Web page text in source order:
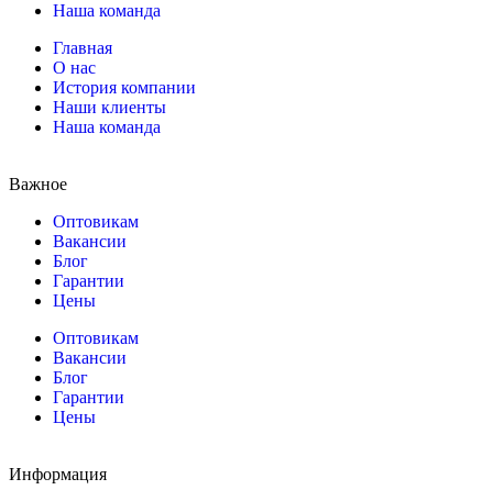
Наша команда
Главная
О нас
История компании
Наши клиенты
Наша команда
Важное
Оптовикам
Вакансии
Блог
Гарантии
Цены
Оптовикам
Вакансии
Блог
Гарантии
Цены
Информация